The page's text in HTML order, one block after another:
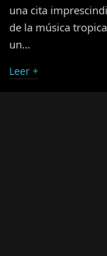
una cita
de la música
un…
Leer +